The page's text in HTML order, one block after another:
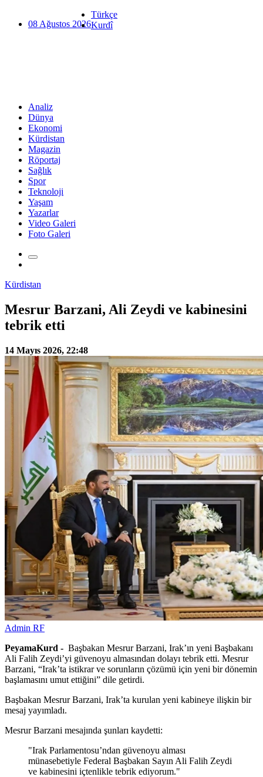
08 Ağustos 2026
Türkçe
Kurdî
Analiz
Dünya
Ekonomi
Kürdistan
Magazin
Röportaj
Sağlık
Spor
Teknoloji
Yaşam
Yazarlar
Video Galeri
Foto Galeri
Kürdistan
Mesrur Barzani, Ali Zeydi ve kabinesini
tebrik etti
14 Mayıs 2026, 22:48
Admin RF
PeyamaKurd - Başbakan Mesrur Barzani, Irak’ın yeni Başbakanı
Ali Falih Zeydi’yi güvenoyu almasından dolayı tebrik etti. Mesrur
Barzani, “Irak’ta istikrar ve sorunların çözümü için yeni bir dönemin
başlamasını umut ettiğini” dile getirdi.
Başbakan Mesrur Barzani, Irak’ta kurulan yeni kabineye ilişkin bir
mesaj yayımladı.
Mesrur Barzani mesajında şunları kaydetti:
"Irak Parlamentosu’ndan güvenoyu alması
münasebetiyle Federal Başbakan Sayın Ali Falih Zeydi
ve kabinesini içtenlikle tebrik ediyorum."